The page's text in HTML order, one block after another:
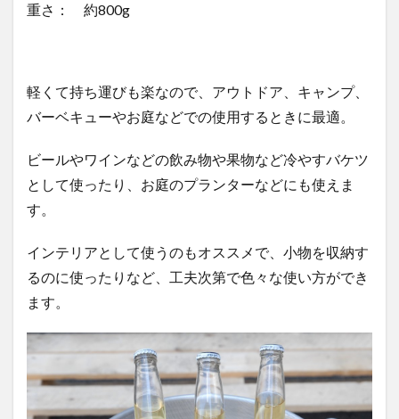
重さ： 約800g
軽くて持ち運びも楽なので、アウトドア、キャンプ、
バーベキューやお庭などでの使用するときに最適。
ビールやワインなどの飲み物や果物など冷やすバケツ
として使ったり、 お庭のプランターなどにも使えま
す。
インテリアとして使うのもオススメで、小物を収納す
るのに使ったりなど、工夫次第で色々な使い方ができ
ます。